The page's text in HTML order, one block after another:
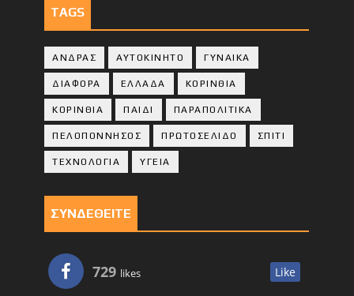
TAGS
ΑΝΔΡΑΣ ΑΥΤΟΚΙΝΗΤΟ ΓΥΝΑΙΚΑ
ΔΙΑΦΟΡΑ ΕΛΛΑΔΑ ΚΟΡΙΝΘΙΑ
ΚΟΡΙΝΘΙA ΠΑΙΔΙ ΠΑΡΑΠΟΛΙΤΙΚΑ
ΠΕΛΟΠΟΝΝΗΣΟΣ ΠΡΩΤΟΣΕΛΙΔΟ ΣΠΙΤΙ
ΤΕΧΝΟΛΟΓΙΑ ΥΓΕΙΑ
ΣΥΝΔΕΘΕΙΤΕ
729 likes Like